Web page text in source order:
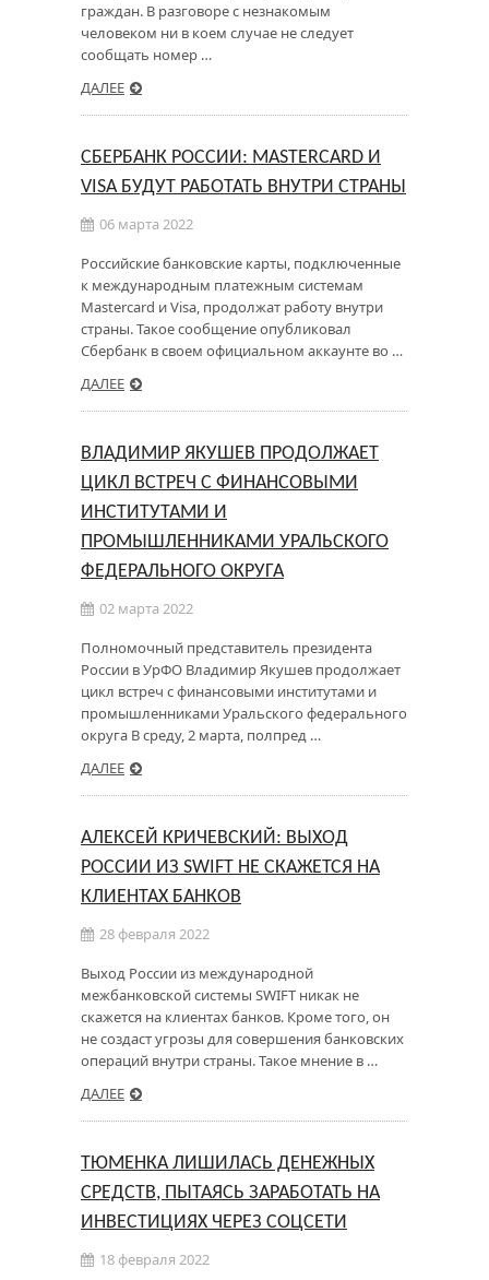
граждан. В разговоре с незнакомым
человеком ни в коем случае не следует
сообщать номер …
ДАЛЕЕ
СБЕРБАНК РОССИИ: MASTERCARD И
VISA БУДУТ РАБОТАТЬ ВНУТРИ СТРАНЫ
06 марта 2022
Российские банковские карты, подключенные
к международным платежным системам
Mastercard и Visa, продолжат работу внутри
страны. Такое сообщение опубликовал
Сбербанк в своем официальном аккаунте во …
ДАЛЕЕ
ВЛАДИМИР ЯКУШЕВ ПРОДОЛЖАЕТ
ЦИКЛ ВСТРЕЧ С ФИНАНСОВЫМИ
ИНСТИТУТАМИ И
ПРОМЫШЛЕННИКАМИ УРАЛЬСКОГО
ФЕДЕРАЛЬНОГО ОКРУГА
02 марта 2022
Полномочный представитель президента
России в УрФО Владимир Якушев продолжает
цикл встреч с финансовыми институтами и
промышленниками Уральского федерального
округа В среду, 2 марта, полпред …
ДАЛЕЕ
АЛЕКСЕЙ КРИЧЕВСКИЙ: ВЫХОД
РОССИИ ИЗ SWIFT НЕ СКАЖЕТСЯ НА
КЛИЕНТАХ БАНКОВ
28 февраля 2022
Выход России из международной
межбанковской системы SWIFT никак не
скажется на клиентах банков. Кроме того, он
не создаст угрозы для совершения банковских
операций внутри страны. Такое мнение в …
ДАЛЕЕ
ТЮМЕНКА ЛИШИЛАСЬ ДЕНЕЖНЫХ
СРЕДСТВ, ПЫТАЯСЬ ЗАРАБОТАТЬ НА
ИНВЕСТИЦИЯХ ЧЕРЕЗ СОЦСЕТИ
18 февраля 2022